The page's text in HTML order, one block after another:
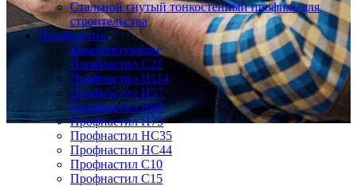
Стальной гнутый тонкостенный профиль для
строительства
Профнастил
Комплектующие
Профнастил C21
Профнастил Н114
Профнастил Н57
Профнастил Н60
Профнастил Н75
Профнастил НС35
Профнастил НС44
Профнастил С10
Профнастил С15